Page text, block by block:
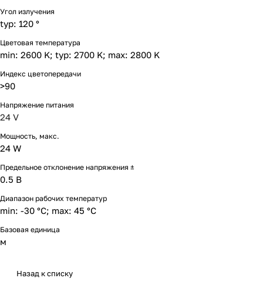
Угол излучения
typ: 120 °
Цветовая температура
min: 2600 K; typ: 2700 K; max: 2800 K
Индекс цветопередачи
>90
Напряжение питания
24 V
Мощность, макс.
24 W
Предельное отклонение напряжения ±
0.5 В
Диапазон рабочих температур
min: -30 °C; max: 45 °C
Базовая единица
м
Назад к списку